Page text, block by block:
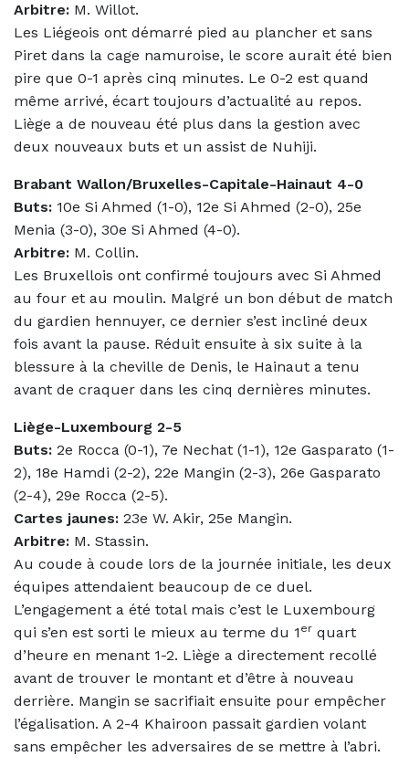
Arbitre: M. Willot.
Les Liégeois ont démarré pied au plancher et sans
Piret dans la cage namuroise, le score aurait été bien
pire que 0-1 après cinq minutes. Le 0-2 est quand
même arrivé, écart toujours d’actualité au repos.
Liège a de nouveau été plus dans la gestion avec
deux nouveaux buts et un assist de Nuhiji.
Brabant Wallon/Bruxelles-Capitale-Hainaut 4-0
Buts: 10e Si Ahmed (1-0), 12e Si Ahmed (2-0), 25e
Menia (3-0), 30e Si Ahmed (4-0).
Arbitre: M. Collin.
Les Bruxellois ont confirmé toujours avec Si Ahmed
au four et au moulin. Malgré un bon début de match
du gardien hennuyer, ce dernier s’est incliné deux
fois avant la pause. Réduit ensuite à six suite à la
blessure à la cheville de Denis, le Hainaut a tenu
avant de craquer dans les cinq dernières minutes.
Liège-Luxembourg 2-5
Buts: 2e Rocca (0-1), 7e Nechat (1-1), 12e Gasparato (1-
2), 18e Hamdi (2-2), 22e Mangin (2-3), 26e Gasparato
(2-4), 29e Rocca (2-5).
Cartes jaunes: 23e W. Akir, 25e Mangin.
Arbitre: M. Stassin.
Au coude à coude lors de la journée initiale, les deux
équipes attendaient beaucoup de ce duel.
L’engagement a été total mais c’est le Luxembourg
qui s’en est sorti le mieux au terme du 1 er quart
d’heure en menant 1-2. Liège a directement recollé
avant de trouver le montant et d’être à nouveau
derrière. Mangin se sacrifiait ensuite pour empêcher
l’égalisation. A 2-4 Khairoon passait gardien volant
sans empêcher les adversaires de se mettre à l’abri.